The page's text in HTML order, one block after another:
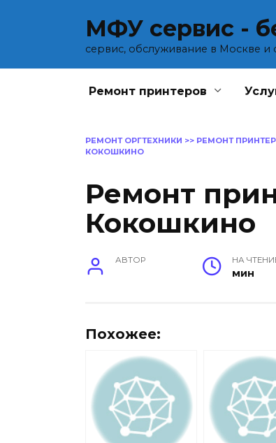
МФУ сервис -
сервис, обслуживание в Москве и
Ремонт принтеров
РЕМОНТ ОРГТЕХНИКИ >> РЕМОНТ
КОКОШКИНО
Ремонт
Кокошкино
АВТОР НА
мин
Похожее: